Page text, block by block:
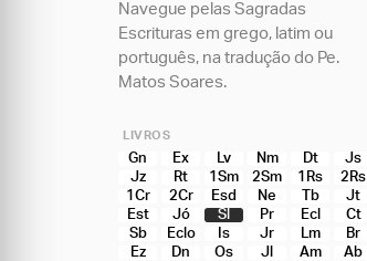
Navegue pelas Sagradas
Escrituras em grego, latim ou
português, na tradução do Pe.
Matos Soares.
LIVROS
Gn Ex Lv Nm Dt
Js
Jz
Rt 1Sm 2Sm 1Rs
2Rs
1Cr
2Cr Esd Ne Tb
Jt
Est
Jó Sl Pr Ecl
Ct
Sb
Eclo Is Jr Lm
Br
Ez
Dn Os Jl Am
Ab